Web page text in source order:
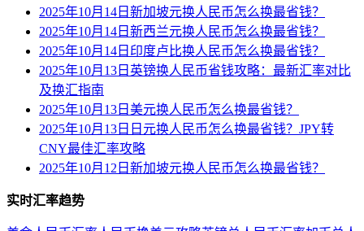
2025年10月14日新加坡元换人民币怎么换最省钱？
2025年10月14日新西兰元换人民币怎么换最省钱？
2025年10月14日印度卢比换人民币怎么换最省钱？
2025年10月13日英镑换人民币省钱攻略：最新汇率对比
及换汇指南
2025年10月13日美元换人民币怎么换最省钱？
2025年10月13日日元换人民币怎么换最省钱？JPY转
CNY最佳汇率攻略
2025年10月12日新加坡元换人民币怎么换最省钱？
实时汇率趋势